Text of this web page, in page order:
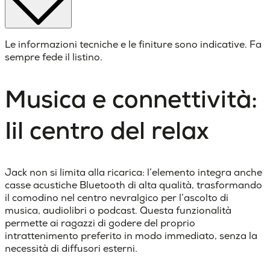
Le informazioni tecniche e le finiture sono indicative. Fa
sempre fede il listino.
Musica e connettività:
Iil centro del relax
Jack non si limita alla ricarica: l’elemento integra anche
casse acustiche Bluetooth di alta qualità, trasformando
il comodino nel centro nevralgico per l’ascolto di
musica, audiolibri o podcast. Questa funzionalità
permette ai ragazzi di godere del proprio
intrattenimento preferito in modo immediato, senza la
necessità di diffusori esterni.